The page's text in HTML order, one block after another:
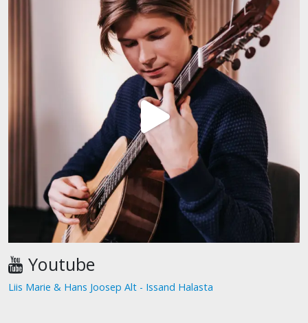
Youtube
Liis Marie & Hans Joosep Alt - Issand Halasta